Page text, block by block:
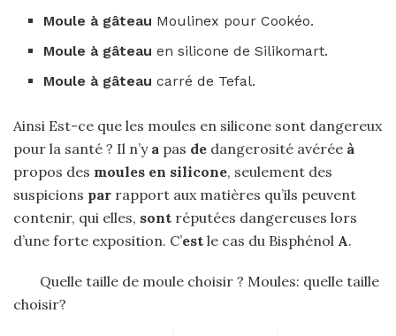
Moule à gâteau Moulinex pour Cookéo.
Moule à gâteauen silicone de Silikomart.
Moule à gâteaucarré de Tefal.
Ainsi Est-ce que les moules en silicone sont dangereux
pour la santé ? Il n’y a pas de dangerosité avérée à
propos des moules en silicone, seulement des
suspicions par rapport aux matières qu’ils peuvent
contenir, qui elles, sont réputées dangereuses lors
d’une forte exposition. C’est le cas du Bisphénol A.
Quelle taille de moule choisir ? Moules: quelle taille
choisir?